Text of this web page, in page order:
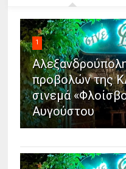
1
προβολών της
σινεμά
Αυγούστου